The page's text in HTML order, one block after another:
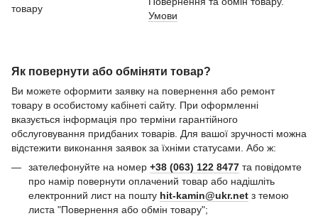
Умови
Як повернути або обміняти товар?
Ви можете оформити заявку на повернення або ремонт
товару в особистому кабінеті сайту. При оформленні
вказується інформація про терміни гарантійного
обслуговування придбаних товарів. Для вашої зручності можна
відстежити виконання заявок за їхніми статусами. Або ж:
зателефонуйте на номер +38 (063) 122 8477 та повідомте
про намір повернути оплачений товар або надішліть
електронний лист на пошту hit-kamin@ukr.net з темою
листа "Повернення або обмін товару";